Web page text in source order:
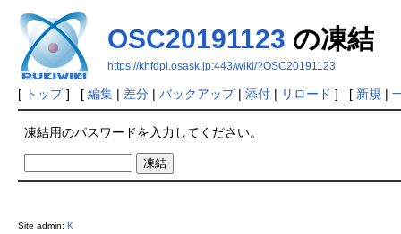
OSC20191123 の凍結
https://khfdpl.osask.jp:443/wiki/?OSC20191123
[ トップ] [ 編集| 差分| バックアップ| 添付| リロード ] [ 新規 |
凍結用のパスワードを入力してください。
Site admin: K